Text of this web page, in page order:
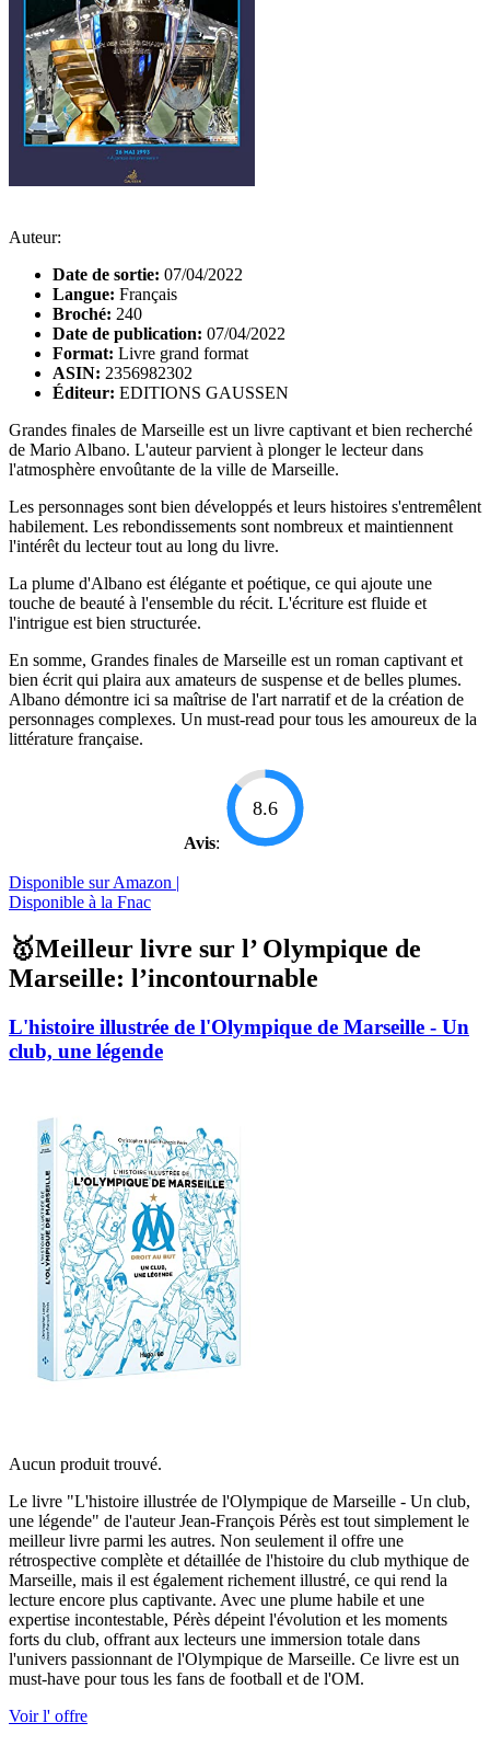
Auteur:
Date de sortie: 07/04/2022
Langue: Français
Broché: 240
Date de publication: 07/04/2022
Format: Livre grand format
ASIN: 2356982302
Éditeur: EDITIONS GAUSSEN
Grandes finales de Marseille est un livre captivant et bien recherché
de Mario Albano. L'auteur parvient à plonger le lecteur dans
l'atmosphère envoûtante de la ville de Marseille.
Les personnages sont bien développés et leurs histoires s'entremêlent
habilement. Les rebondissements sont nombreux et maintiennent
l'intérêt du lecteur tout au long du livre.
La plume d'Albano est élégante et poétique, ce qui ajoute une
touche de beauté à l'ensemble du récit. L'écriture est fluide et
l'intrigue est bien structurée.
En somme, Grandes finales de Marseille est un roman captivant et
bien écrit qui plaira aux amateurs de suspense et de belles plumes.
Albano démontre ici sa maîtrise de l'art narratif et de la création de
personnages complexes. Un must-read pour tous les amoureux de la
littérature française.
Avis:
8.6
Disponible sur Amazon |
Disponible à la Fnac
🥇Meilleur livre sur l’ Olympique de
Marseille: l’incontournable
L'histoire illustrée de l'Olympique de Marseille - Un
club, une légende
Aucun produit trouvé.
Le livre "L'histoire illustrée de l'Olympique de Marseille - Un club,
une légende" de l'auteur Jean-François Pérès est tout simplement le
meilleur livre parmi les autres. Non seulement il offre une
rétrospective complète et détaillée de l'histoire du club mythique de
Marseille, mais il est également richement illustré, ce qui rend la
lecture encore plus captivante. Avec une plume habile et une
expertise incontestable, Pérès dépeint l'évolution et les moments
forts du club, offrant aux lecteurs une immersion totale dans
l'univers passionnant de l'Olympique de Marseille. Ce livre est un
must-have pour tous les fans de football et de l'OM.
Voir l' offre